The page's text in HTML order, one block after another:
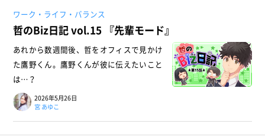
ワーク・ライフ・バランス
哲のBiz日記 vol.15 『先輩モード』
あれから数週間後、哲をオフィスで見かけ
た鷹野くん。鷹野くんが彼に伝えたいこと
は…？
2026年5月26日
宮 あゆこ